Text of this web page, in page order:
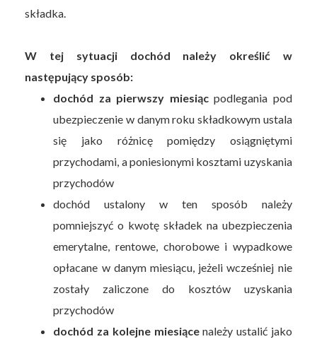
składka.
W tej sytuacji dochód należy określić w
następujący sposób:
dochód za pierwszy miesiącpodlegania pod
ubezpieczenie w danym roku składkowym ustala
się jako różnicę pomiędzy osiągniętymi
przychodami, a poniesionymi kosztami uzyskania
przychodów
dochód ustalony w ten sposób należy
pomniejszyć o kwotę składek na ubezpieczenia
emerytalne, rentowe, chorobowe i wypadkowe
opłacane w danym miesiącu, jeżeli wcześniej nie
zostały zaliczone do kosztów uzyskania
przychodów
dochód za kolejne miesiącenależy ustalić jako